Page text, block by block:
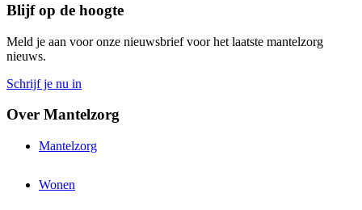
Blijf op de hoogte
Meld je aan voor onze nieuwsbrief voor het laatste mantelzorg
nieuws.
Schrijf je nu in
Over Mantelzorg
Mantelzorg
Wonen